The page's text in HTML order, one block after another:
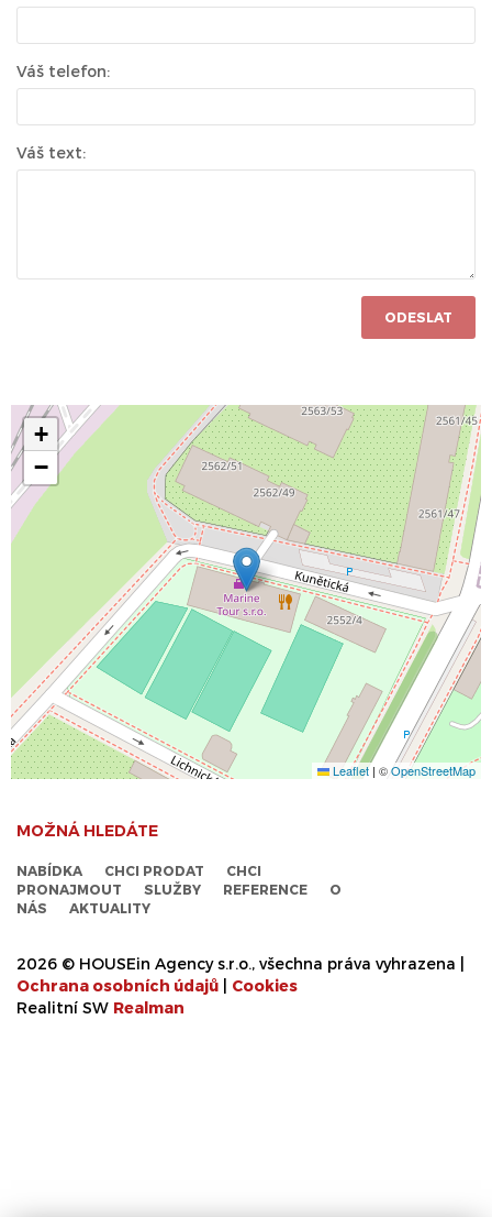
Váš telefon:
Váš text:
ODESLAT
+
−
Leaflet | ©OpenStreetMap
MOŽNÁ HLEDÁTE
NABÍDKA CHCI PRODAT
CHCI
PRONAJMOUT
SLUŽBY REFERENCE
O
NÁS
AKTUALITY
2026 © HOUSEin Agency s.r.o., všechna práva vyhrazena |
Ochrana osobních údajů
Cookies
Realitní SW Realman